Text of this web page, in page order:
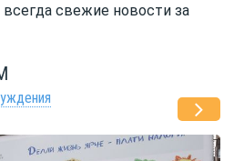
свежие новости за